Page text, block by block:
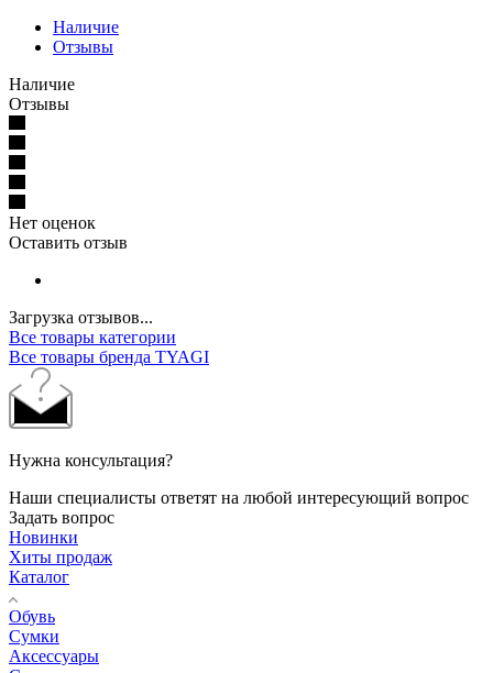
Наличие
Отзывы
Наличие
Отзывы
Нет оценок
Оставить отзыв
Загрузка отзывов...
Все товары категории
Все товары бренда TYAGI
Нужна консультация?
Наши специалисты ответят на любой интересующий вопрос
Задать вопрос
Новинки
Хиты продаж
Каталог
Обувь
Сумки
Аксессуары